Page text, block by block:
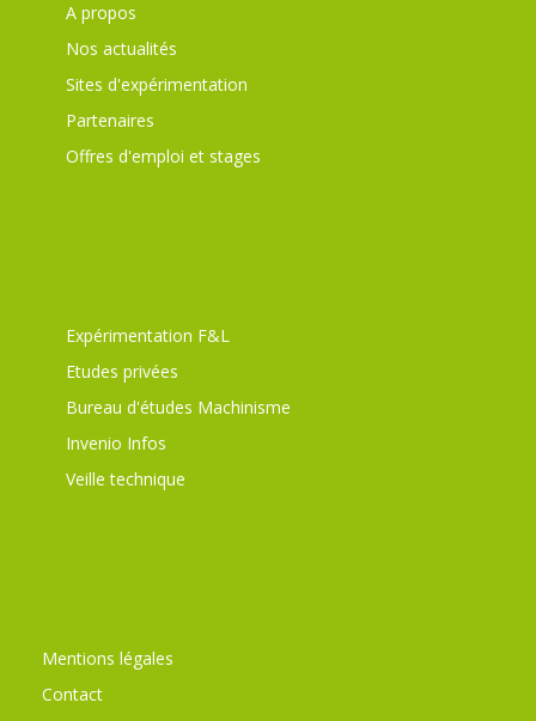
A propos
Nos actualités
Sites d'expérimentation
Partenaires
Offres d'emploi et stages
Expérimentation F&L
Etudes privées
Bureau d'études Machinisme
Invenio Infos
Veille technique
Mentions légales
Contact